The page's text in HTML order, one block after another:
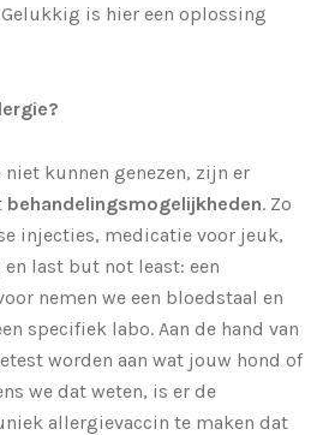
is hier een oplossing
niet kunnen genezen, zijn er
behandelingsmogelijkheden. Zo
injecties, medicatie voor jeuk,
last but not least: een
nemen we een bloedstaal en
specifiek labo. Aan de hand van
worden aan wat jouw hond of
we dat weten, is er de
allergievaccin te maken dat